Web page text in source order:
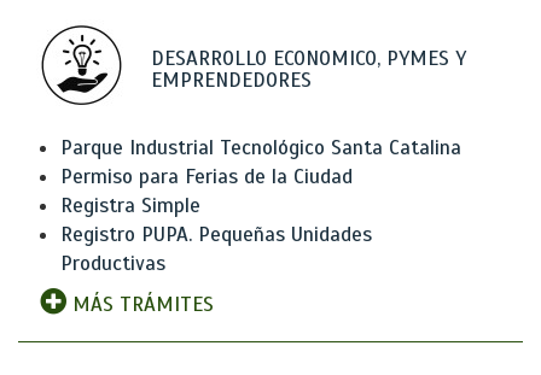
DESARROLLO ECONOMICO, PYMES Y
EMPRENDEDORES
Parque Industrial Tecnológico Santa Catalina
Permiso para Ferias de la Ciudad
Registra Simple
Registro PUPA. Pequeñas Unidades
Productivas
MÁS TRÁMITES